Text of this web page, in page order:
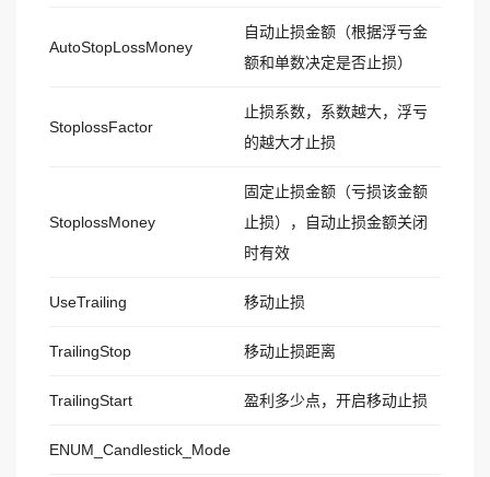
AutoStopLossMoney
自动止损金额（根据浮亏金
额和单数决定是否止损）
StoplossFactor
止损系数，系数越大，浮亏
的越大才止损
StoplossMoney
固定止损金额（亏损该金额
止损），自动止损金额关闭
时有效
UseTrailing 移动止损
TrailingStop 移动止损距离
TrailingStart 盈利多少点，开启移动止损
ENUM_Candlestick_Mode